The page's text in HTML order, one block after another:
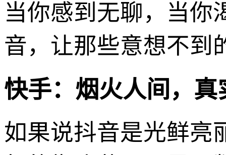
当你感到无聊，当你
音，让那些意想不到
快手：烟火人间，真
如果说抖音是光鲜亮